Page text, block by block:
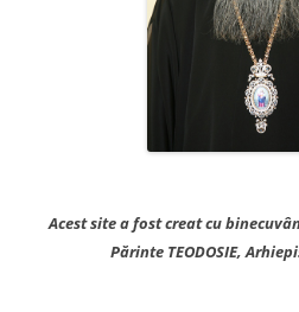
Acest site a fost creat cu
Părinte TEODOSIE,